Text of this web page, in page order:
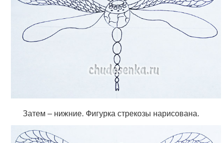
Затем – нижние. Фигурка стрекозы нарисована.